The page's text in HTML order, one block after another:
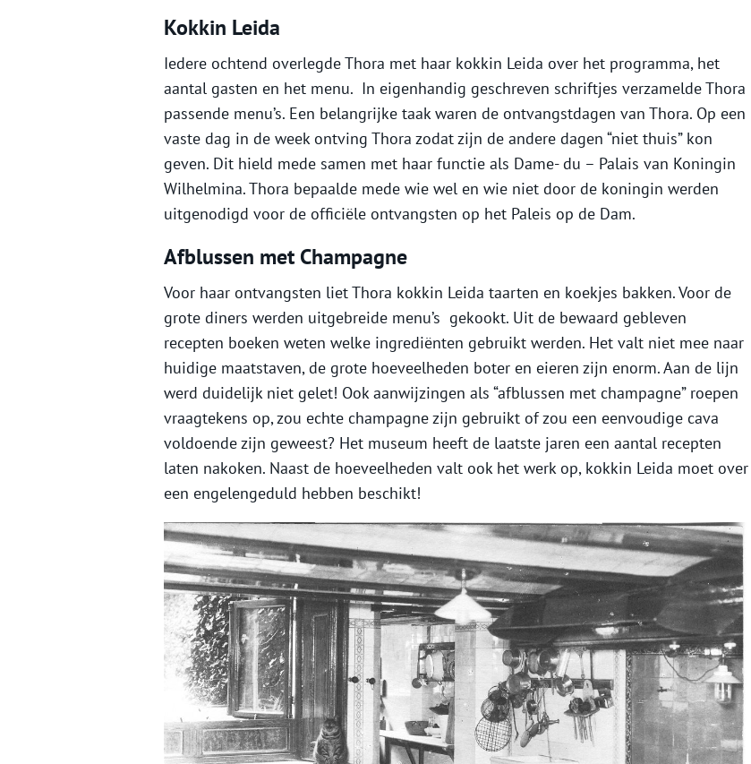
Kokkin Leida
Iedere ochtend overlegde Thora met haar kokkin Leida over het programma, het
aantal gasten en het menu. In eigenhandig geschreven schriftjes verzamelde Thora
passende menu’s. Een belangrijke taak waren de ontvangstdagen van Thora. Op een
vaste dag in de week ontving Thora zodat zijn de andere dagen “niet thuis” kon
geven. Dit hield mede samen met haar functie als Dame- du – Palais van Koningin
Wilhelmina. Thora bepaalde mede wie wel en wie niet door de koningin werden
uitgenodigd voor de officiële ontvangsten op het Paleis op de Dam.
Afblussen met Champagne
Voor haar ontvangsten liet Thora kokkin Leida taarten en koekjes bakken. Voor de
grote diners werden uitgebreide menu’s gekookt. Uit de bewaard gebleven
recepten boeken weten welke ingrediënten gebruikt werden. Het valt niet mee naar
huidige maatstaven, de grote hoeveelheden boter en eieren zijn enorm. Aan de lijn
werd duidelijk niet gelet! Ook aanwijzingen als “afblussen met champagne” roepen
vraagtekens op, zou echte champagne zijn gebruikt of zou een eenvoudige cava
voldoende zijn geweest? Het museum heeft de laatste jaren een aantal recepten
laten nakoken. Naast de hoeveelheden valt ook het werk op, kokkin Leida moet over
een engelengeduld hebben beschikt!